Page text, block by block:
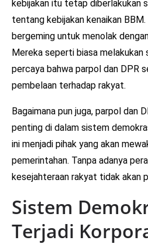
kebijakan itu tetap diberlakukan
tentang kebijakan kenaikan
bergeming untuk menolak
Mereka seperti biasa melakukan
percaya bahwa parpol dan DPR
pembelaan terhadap rakyat.
Bagaimana pun juga, parpol dan
penting di dalam sistem
ini menjadi pihak yang akan
pemerintahan. Tanpa adanya
kesejahteraan rakyat tidak akan
Sistem
Terjadi